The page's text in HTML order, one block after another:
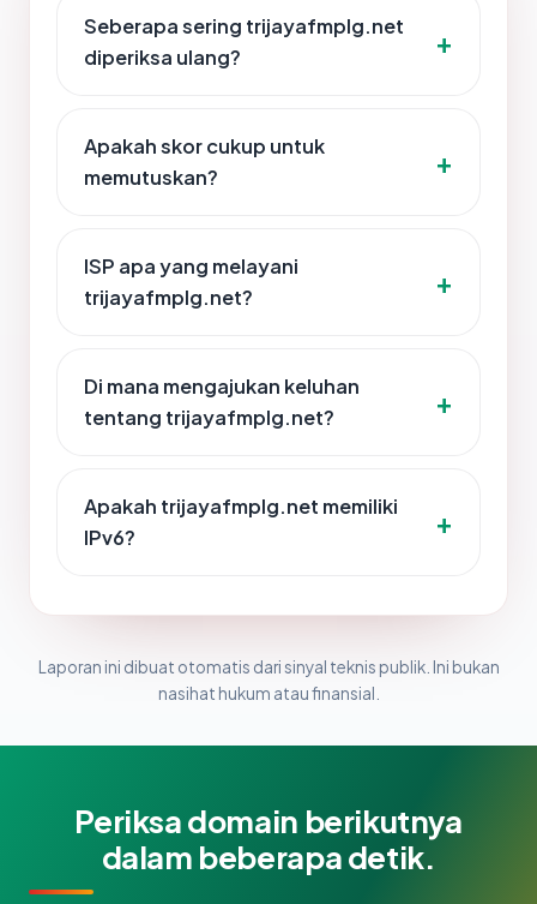
Seberapa sering trijayafmplg.net
diperiksa ulang?
Apakah skor cukup untuk
memutuskan?
ISP apa yang melayani
trijayafmplg.net?
Di mana mengajukan keluhan
tentang trijayafmplg.net?
Apakah trijayafmplg.net memiliki
IPv6?
Laporan ini dibuat otomatis dari sinyal teknis publik. Ini bukan
nasihat hukum atau finansial.
Periksa domain berikutnya
dalam beberapa detik.